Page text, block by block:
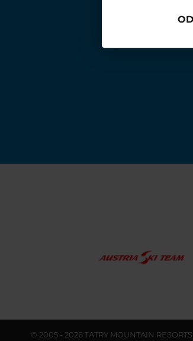
© 2005 - 2026 TATRY MOUNTAIN RESORTS,